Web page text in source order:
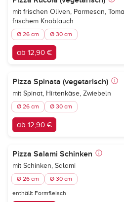
mit frischen Oliven, Parmesan,
frischem Knoblauch
Ø 26 cm Ø 30 cm
ab 12,90 €
Pizza Spinata (vegetarisch)
mit Spinat, Hirtenkäse, Zwiebeln
Ø 26 cm Ø 30 cm
ab 12,90 €
Pizza Salami Schinken
mit Schinken, Salami
Ø 26 cm Ø 30 cm
enthällt Formfleisch